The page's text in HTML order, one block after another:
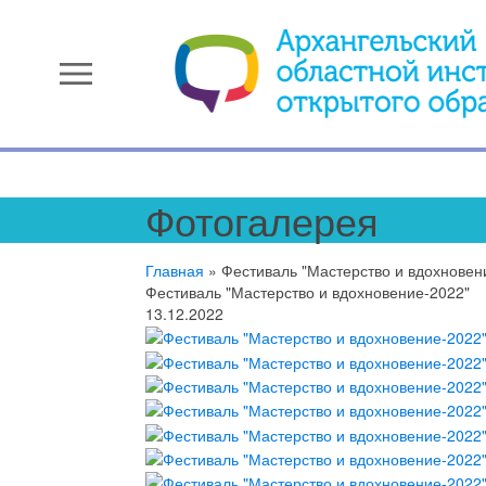
menu
Фотогалерея
Главная »Фестиваль "Мастерство и
Фестиваль "Мастерство и вдохновение-2022"
13.12.2022